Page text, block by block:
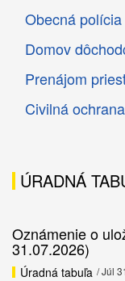
Obecná polícia
Domov
Prenájom
Civilná ochrana
ÚRADNÁ
Oznámenie o
31.07.2026)
Úradná tabuľa / Júl